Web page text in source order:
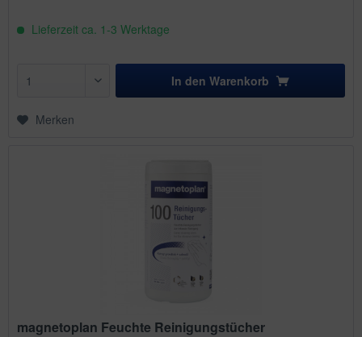
Lieferzeit ca. 1-3 Werktage
In den Warenkorb
Merken
magnetoplan Feuchte Reinigungstücher